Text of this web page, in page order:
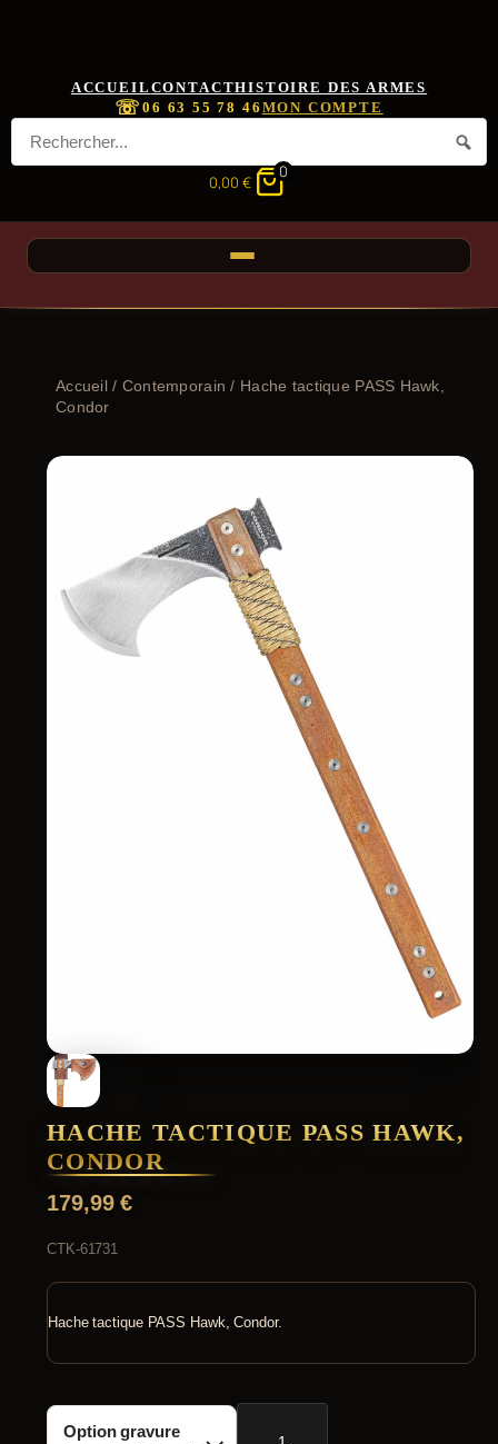
ACCUEIL CONTACTHISTOIRE DES ARMES
☏06 63 55 78 46 MON COMPTE
0,00 €
0
Accueil/ Contemporain / Hache tactique PASS Hawk,
Condor
HACHE TACTIQUE PASS HAWK,
CONDOR
179,99€
CTK-61731
Hache tactique PASS Hawk, Condor.
Option gravure
quantité